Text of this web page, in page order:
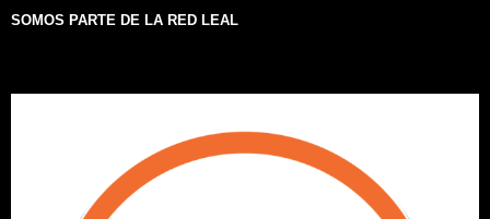
SOMOS PARTE DE LA RED LEAL